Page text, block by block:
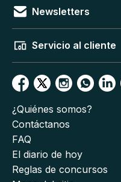
Newsletters
Servicio al cliente
¿Quiénes somos?
Contáctanos
FAQ
El diario de hoy
Reglas de concursos